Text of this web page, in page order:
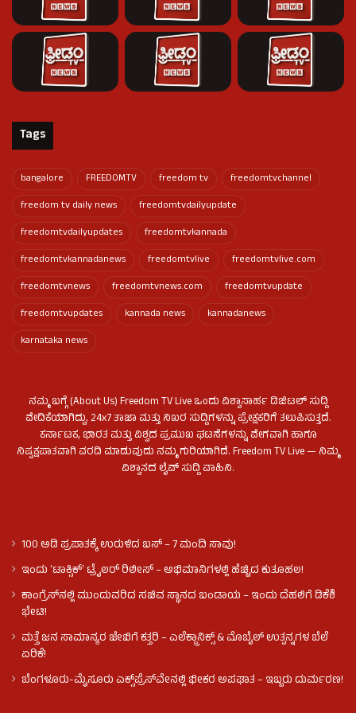
Tags
bangalore FREEDOMTV freedom tv
freedomtvchannel
freedom tv daily news
freedomtvdailyupdate
freedomtvdailyupdates
freedomtvkannada
freedomtvkannadanews
freedomtvlive
freedomtvlive.com
freedomtvnews
freedomtvnews.com
freedomtvupdate
freedomtvupdates
kannada news
kannadanews
karnataka news
ನಮ್ಮ ಬಗ್ಗೆ (About Us) Freedom TV Live ಒಂದು ವಿಶ್ವಾಸಾರ್ಹ ಡಿಜಿಟಲ್ ಸುದ್ದಿ
ವೇದಿಕೆಯಾಗಿದ್ದು, 24x7 ತಾಜಾ ಮತ್ತು ನಿಖರ ಸುದ್ದಿಗಳನ್ನು ಪ್ರೇಕ್ಷಕರಿಗೆ ತಲುಪಿಸುತ್ತದೆ.
ಕರ್ನಾಟಕ, ಭಾರತ ಮತ್ತು ವಿಶ್ವದ ಪ್ರಮುಖ ಘಟನೆಗಳನ್ನು ವೇಗವಾಗಿ ಹಾಗೂ
ನಿಷ್ಪಕ್ಷಪಾತವಾಗಿ ವರದಿ ಮಾಡುವುದು ನಮ್ಮ ಗುರಿಯಾಗಿದೆ. Freedom TV Live — ನಿಮ್ಮ
ವಿಶ್ವಾಸದ ಲೈವ್ ಸುದ್ದಿ ವಾಹಿನಿ.
100 ಅಡಿ ಪ್ರಪಾತಕ್ಕೆ ಉರುಳಿದ ಬಸ್‌ – 7 ಮಂದಿ ಸಾವು!
ಇಂದು ʻಟಾಕ್ಸಿಕ್ʼ ಟ್ರೈಲರ್ ರಿಲೀಸ್‌ – ಅಭಿಮಾನಿಗಳಲ್ಲಿ ಹೆಚ್ಚಿದ ಕುತೂಹಲ!
ಕಾಂಗ್ರೆಸ್​ನಲ್ಲಿ ಮುಂದುವರಿದ ಸಚಿವ ಸ್ಥಾನದ ಬಂಡಾಯ – ಇಂದು ದೆಹಲಿಗೆ ಡಿಕೆಶಿ
ಭೇಟಿ!
ಮತ್ತೆ ಜನ ಸಾಮಾನ್ಯರ ಜೇಬಿಗೆ ಕತ್ತರಿ – ಎಲೆಕ್ಟ್ರಾನಿಕ್ಸ್ & ಮೊಬೈಲ್ ಉತ್ಪನ್ನಗಳ ಬೆಲೆ
ಏರಿಕೆ!
ಬೆಂಗಳೂರು-ಮೈಸೂರು ಎಕ್ಸ್‌ಪ್ರೆಸ್‌ವೇನಲ್ಲಿ ಭೀಕರ ಅಪಘಾತ – ಇಬ್ಬರು ದುರ್ಮರಣ!